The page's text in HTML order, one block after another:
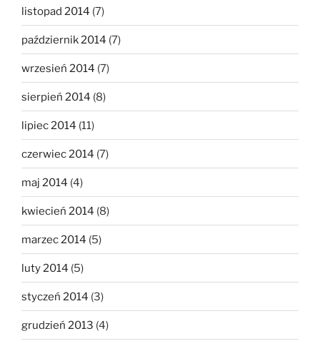
listopad 2014 (7)
październik 2014 (7)
wrzesień 2014 (7)
sierpień 2014 (8)
lipiec 2014 (11)
czerwiec 2014 (7)
maj 2014 (4)
kwiecień 2014 (8)
marzec 2014 (5)
luty 2014 (5)
styczeń 2014 (3)
grudzień 2013 (4)